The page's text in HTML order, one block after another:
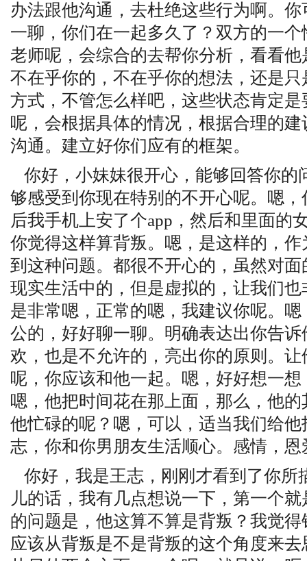
办法跟他沟通，去杜绝这些行为啊。
一聊，你们在一起多久了？双方的一
老师呢，会综合的去帮你分析，看看
不在乎你的，不在乎你的想法，还是
方式，不管怎么样吧，这些状态肯定
呢，会根据具体的情况，根据合理的
沟通。建立好你们应有的框架。
你好，小妹妹很开心，能够回答你的
够感受到你现在特别的不开心呢。嗯
后我手机上安了个app，然后和里面的
你觉得这样算背叛。嗯，是这样的，
到这种问题。都很不开心的，虽然对
现实生活中的，但是虚拟的，让我们
是非常嗯，正常的嗯，我建议你呢。
公的，好好聊一聊。明确表达出你告
欢，也是不允许的，亮出你的原则。
呢，你应该和他一起。嗯，好好想一
嗯，他把时间花在那上面，那么，他
他忙碌的呢？嗯，可以，适当我们给
志，你和你男朋友生活顺心。感情，恩
你好，我是王志，刚刚才看到了你所
儿的话，我有几点想说一下，第一个
的问题是，他这算不算是背叛？我觉
应该从背叛是不是背叛的这个角度来